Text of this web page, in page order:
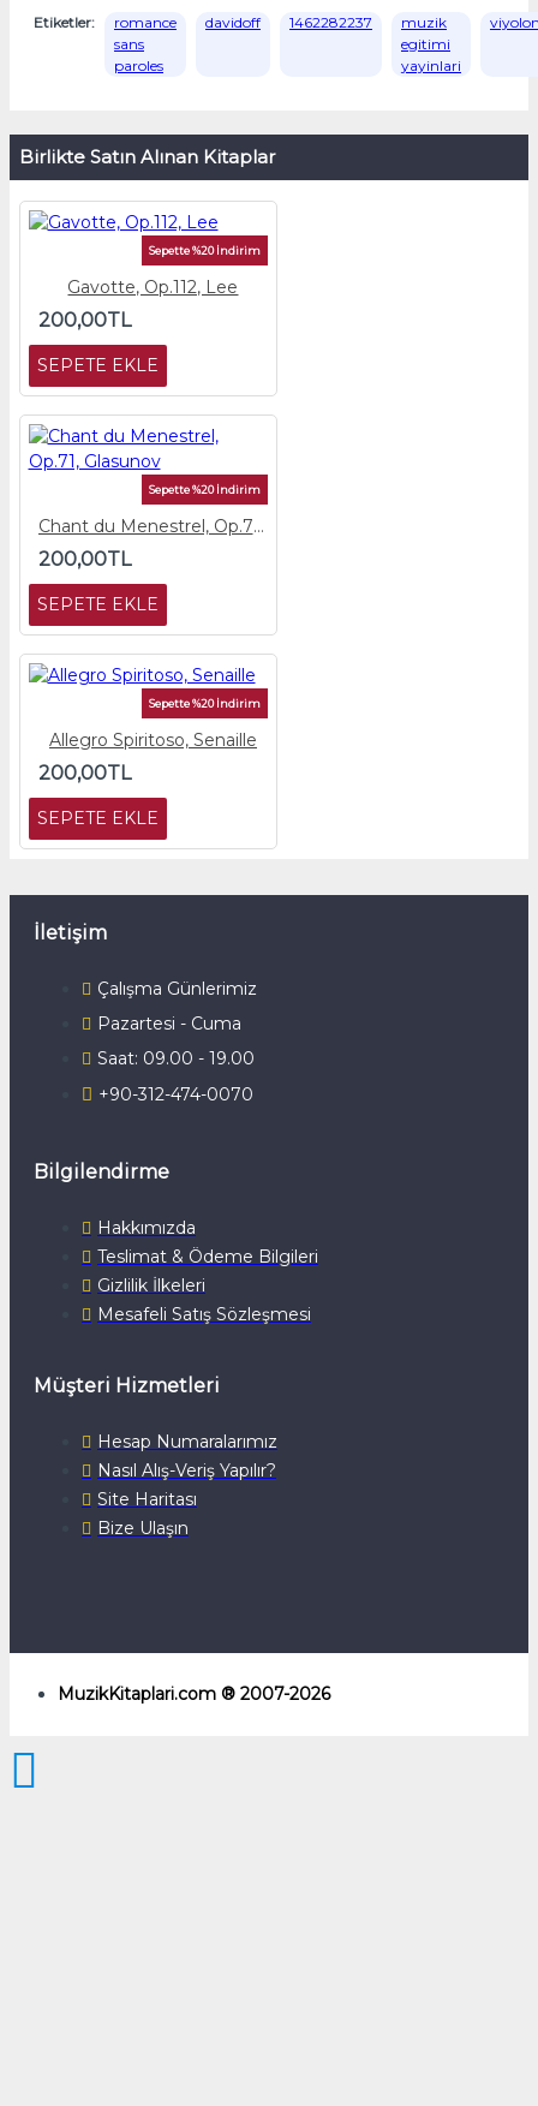
Etiketler:
romance
sans
paroles
davidoff 1462282237
muzik
egitimi
yayinlari
Birlikte Satın Alınan Kitaplar
Sepette %20 İndirim
Gavotte, Op.112, Lee
200,00TL
SEPETE EKLE
Sepette %20 İndirim
Chant du Menestrel, Op.71, Glasunov
200,00TL
SEPETE EKLE
Sepette %20 İndirim
Allegro Spiritoso, Senaille
200,00TL
SEPETE EKLE
İletişim
Çalışma Günlerimiz
Pazartesi - Cuma
Saat: 09.00 - 19.00
+90-312-474-0070
Bilgilendirme
Hakkımızda
Teslimat & Ödeme Bilgileri
Gizlilik İlkeleri
Mesafeli Satış Sözleşmesi
Müşteri Hizmetleri
Hesap Numaralarımız
Nasıl Alış-Veriş Yapılır?
Site Haritası
Bize Ulaşın
MuzikKitaplari.com ® 2007-2026